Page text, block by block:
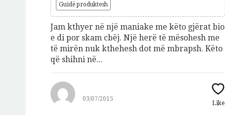
Guidë produktesh
Jam kthyer në një maniake me këto gjërat bio
e di por skam cbëj. Një herë të mësohesh me
të mirën nuk kthehesh dot më mbrapsh. Këto
që shihni në...
03/07/2015
Like